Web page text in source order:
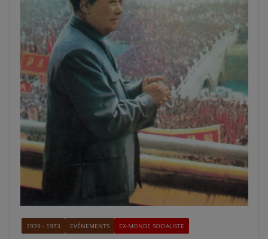
1939 - 1973 EVÉNEMENTS EX-MONDE SOCIALISTE